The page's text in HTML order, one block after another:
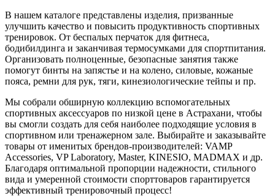
В нашем каталоге представлены изделия, призванные
улучшить качество и повысить продуктивность спортивных
тренировок. От беспалых перчаток для фитнеса,
бодибилдинга и заканчивая термосумками для спортпитания.
Организовать полноценные, безопасные занятия также
помогут бинты на запястье и на колено, силовые, кожаные
пояса, ремни для рук, тяги, кинезиологические тейпы и пр.
Мы собрали обширную коллекцию вспомогательных
спортивных аксессуаров по низкой цене в Астрахани, чтобы
вы смогли создать для себя наиболее подходящие условия в
спортивном или тренажерном зале. Выбирайте и заказывайте
товары от именитых брендов-производителей: VAMP
Accessories, VP Laboratory, Master, KINESIO, MADMAX и др.
Благодаря оптимальной пропорции надежности, стильного
вида и умеренной стоимости спорттоваров гарантируется
эффективный тренировочный процесс!